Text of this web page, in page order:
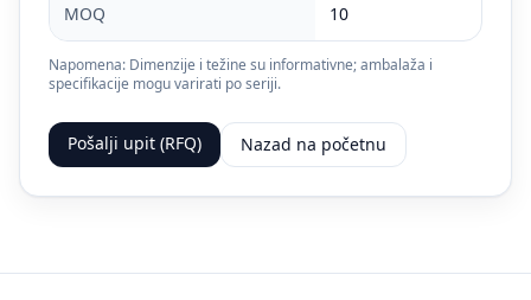
MOQ 10
Napomena: Dimenzije i težine su informativne; ambalaža i
specifikacije mogu varirati po seriji.
Pošalji upit (RFQ) Nazad na početnu